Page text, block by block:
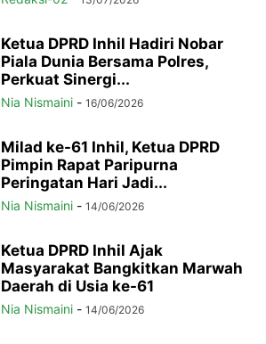
Ketua DPRD Inhil Hadiri Nobar
Piala Dunia Bersama Polres,
Perkuat Sinergi...
Nia Nismaini - 16/06/2026
Milad ke-61 Inhil, Ketua DPRD
Pimpin Rapat Paripurna
Peringatan Hari Jadi...
Nia Nismaini - 14/06/2026
Ketua DPRD Inhil Ajak
Masyarakat Bangkitkan Marwah
Daerah di Usia ke-61
Nia Nismaini - 14/06/2026